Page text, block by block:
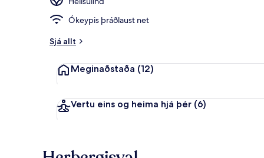
Ókeypis þráðlaust net
Sjá allt
Meginaðstaða (12)
Vertu eins og heima hjá þér (6)